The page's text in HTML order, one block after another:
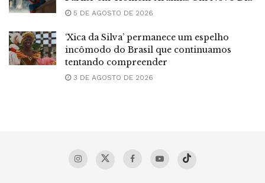
5 DE AGOSTO DE 2026
‘Xica da Silva’ permanece um espelho
incômodo do Brasil que continuamos
tentando compreender
3 DE AGOSTO DE 2026